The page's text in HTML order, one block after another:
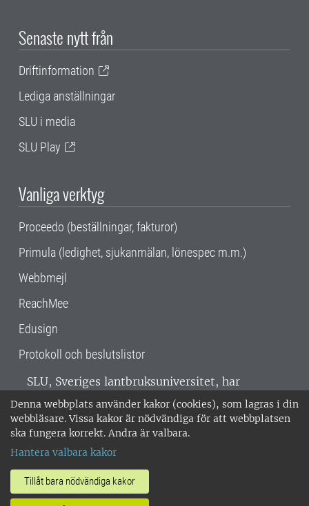
Denna webbplats använder kakor (cookies), som lagras i din
webbläsare. Vissa kakor är nödvändiga för att webbplatsen
ska fungera korrekt. Andra är valbara.
Hantera valbara kakor
Tillåt bara nödvändiga kakor
Senaste nytt från
Driftinformation
Lediga anställningar
SLU i media
SLU Play
Vanliga verktyg
Proceedo (beställningar, fakturor)
Primula (ledighet, sjukanmälan, lönespec m.m.)
Webbmejl
ReachMee
Edusign
Protokoll och beslutslistor
SLU, Sveriges lantbruksuniversitet, har
verksamhet över hela Sverige. Huvudorter är
Alnarp, Uppsala och Umeå.SLU är
miljöcertifierat enligt ISO 14001. •
018-67 10 00 • Org nr: 202100-2817 •
Om SLU:s webbplatser
•Hantera kakor•Behandling av